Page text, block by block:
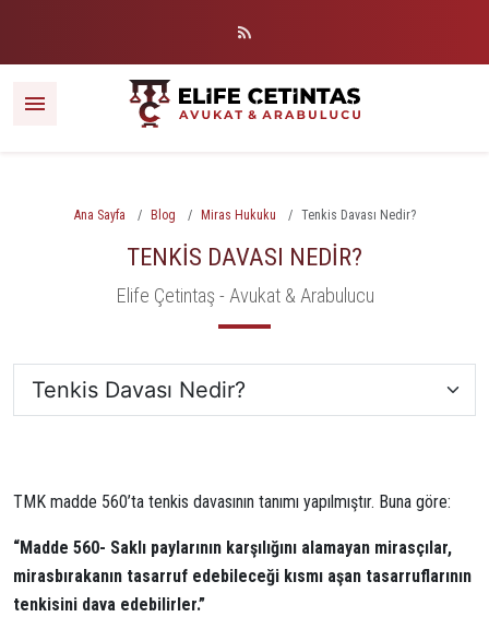
Ana Sayfa Blog Miras Hukuku Tenkis Davası Nedir?
TENKIS DAVASI NEDIR?
Elife Çetintaş - Avukat & Arabulucu
TMK madde 560’ta tenkis davasının tanımı yapılmıştır. Buna göre:
“Madde 560- Saklı paylarının karşılığını alamayan mirasçılar,
mirasbırakanın tasarruf edebileceği kısmı aşan tasarruflarının
tenkisini dava edebilirler.”